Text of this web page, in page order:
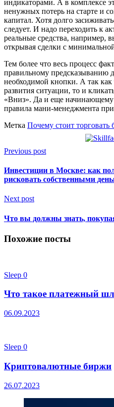
индикаторами. А в комплексе
ненужных потерь на старте и
капитал. Хотя долго
следует. И надо переходить к
реальные средства,
открывая сделки с
Тем более что весь процесс
правильному предсказыванию
необходимой кнопки. А так как
развития ситуации, то и
«Вниз». Да и еще начинающему
правила мани-менеджмента
Метка Почему стоит
Previous post
Инвестиции в Москве: как
рисковать собственными
Next post
Что вы должны знать,
Похожие посты
Sleep 0
Что такое платежный
06.09.2023
Sleep 0
Криптовалютные биржи
26.07.2023